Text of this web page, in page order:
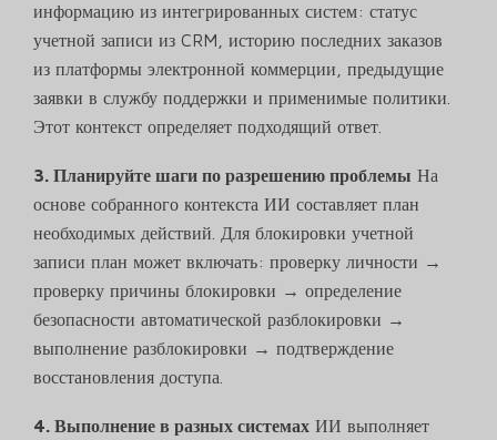
информацию из интегрированных систем: статус
учетной записи из CRM, историю последних заказов
из платформы электронной коммерции, предыдущие
заявки в службу поддержки и применимые политики.
Этот контекст определяет подходящий ответ.
3. Планируйте шаги по разрешению проблемы На
основе собранного контекста ИИ составляет план
необходимых действий. Для блокировки учетной
записи план может включать: проверку личности →
проверку причины блокировки → определение
безопасности автоматической разблокировки →
выполнение разблокировки → подтверждение
восстановления доступа.
4. Выполнение в разных системах ИИ выполняет